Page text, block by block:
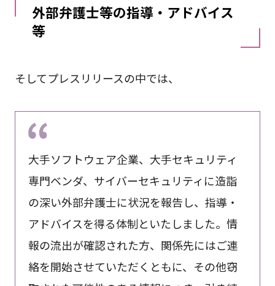
外部弁護士等の指導・アドバイス
等
そしてプレスリリースの中では、
大手ソフトウェア企業、大手セキュリティ
専門ベンダ、サイバーセキュリティに造詣
の深い外部弁護士に状況を報告し、指導・
アドバイスを得る体制といたしました。情
報の流出が確認された方、関係先にはご連
絡を開始させていただくともに、その他窃